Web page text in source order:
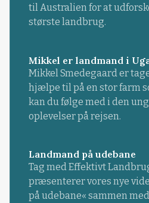
til Australien for at
største landbrug.
Mikkel er landmand i
Mikkel Smedegaard er
hjælpe til på en stor farm
kan du følge med i den
oplevelser på rejsen.
Landmand på udebane
Tag med Effektivt
præsenterer vores nye
på udebane« sammen